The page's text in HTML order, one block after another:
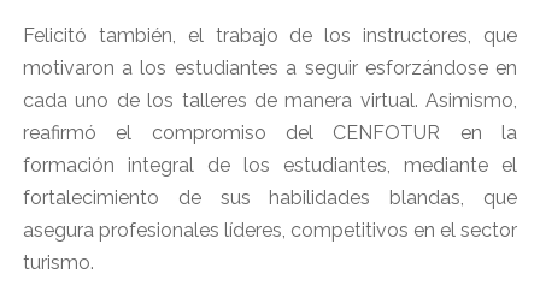
Felicitó también, el trabajo de los instructores, que
motivaron a los estudiantes a seguir esforzándose en
cada uno de los talleres de manera virtual. Asimismo,
reafirmó el compromiso del CENFOTUR en la
formación integral de los estudiantes, mediante el
fortalecimiento de sus habilidades blandas, que
asegura profesionales líderes, competitivos en el sector
turismo.